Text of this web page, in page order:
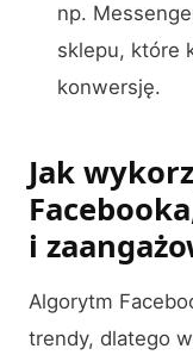
np.
sklepu, które
konwersję.
Jak
i
Algorytm
trendy, dlatego